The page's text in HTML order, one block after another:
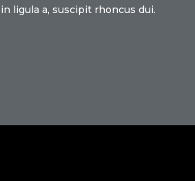
in ligula a, suscipit rhoncus dui.